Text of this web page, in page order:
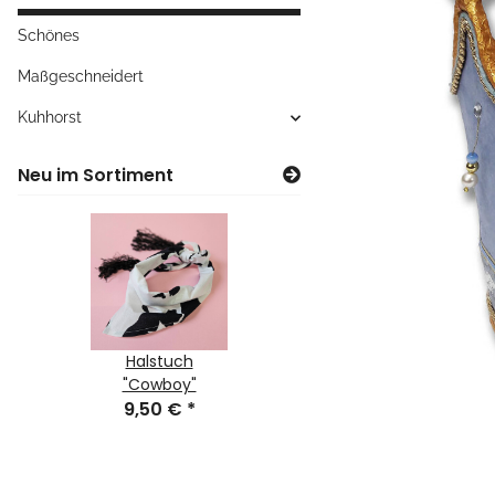
Schönes
Maßgeschneidert
Kuhhorst
Neu im Sortiment
Halstuch
"Cowboy"
9,50 € *
er